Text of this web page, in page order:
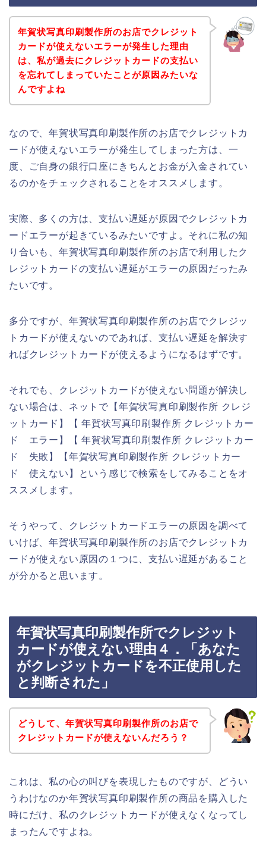
年賀状写真印刷製作所のお店でクレジット
カードが使えないエラーが発生した理由
は、私が過去にクレジットカードの支払い
を忘れてしまっていたことが原因みたいな
んですよね
なので、年賀状写真印刷製作所のお店でクレジットカ
ードが使えないエラーが発生してしまった方は、一
度、ご自身の銀行口座にきちんとお金が入金されてい
るのかをチェックされることをオススメします。
実際、多くの方は、支払い遅延が原因でクレジットカ
ードエラーが起きているみたいですよ。それに私の知
り合いも、年賀状写真印刷製作所のお店で利用したク
レジットカードの支払い遅延がエラーの原因だったみ
たいです。
多分ですが、年賀状写真印刷製作所のお店でクレジッ
トカードが使えないのであれば、支払い遅延を解決す
ればクレジットカードが使えるようになるはずです。
それでも、クレジットカードが使えない問題が解決し
ない場合は、ネットで【年賀状写真印刷製作所 クレジ
ットカード】【 年賀状写真印刷製作所 クレジットカー
ド エラー】【 年賀状写真印刷製作所 クレジットカー
ド 失敗】【年賀状写真印刷製作所 クレジットカー
ド 使えない】という感じで検索をしてみることをオ
ススメします。
そうやって、クレジットカードエラーの原因を調べて
いけば、年賀状写真印刷製作所のお店でクレジットカ
ードが使えない原因の１つに、支払い遅延があること
が分かると思います。
年賀状写真印刷製作所でクレジット
カードが使えない理由４．「あなた
がクレジットカードを不正使用した
と判断された」
どうして、年賀状写真印刷製作所のお店で
クレジットカードが使えないんだろう？
これは、私の心の叫びを表現したものですが、どうい
うわけなのか年賀状写真印刷製作所の商品を購入した
時にだけ、私のクレジットカードが使えなくなってし
まったんですよね。